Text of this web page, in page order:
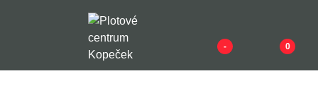
- 0